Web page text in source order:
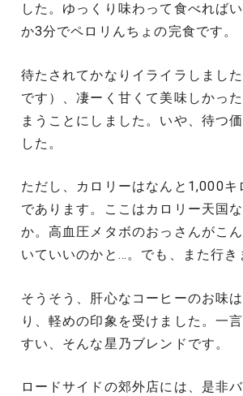
した。ゆっくり味わって食べれば
か3分でペロリんちょの完食です。
待たされてかなりイライラしまし
です）、凄ーく甘くて美味しかっ
まうことにしました。いや、待つ
した。
ただし、カロリーはなんと1,000キ
であります。ここはカロリー天国
か。高血圧メタボのおっさんがこ
いていいのかと…。でも、また行き
そうそう、肝心なコーヒーのお味
り、軽めの印象を受けました。一
すい、そんな星乃ブレンドです。
ロードサイドの郊外店には、是非